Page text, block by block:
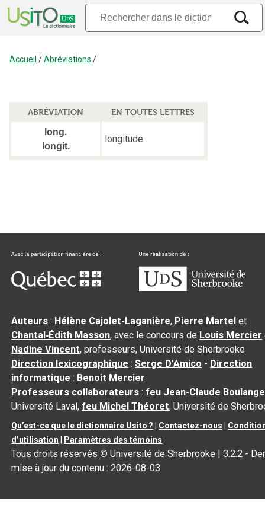
Accueil /Abréviations /
ABRÉVIATION
EN TOUTES LETTRES
long.
longit.
longitude
Auteurs : Hélène Cajolet-Laganière, Pierre Martel et
Chantal‑Édith Masson, avec le concours de Louis Mercier
Nadine Vincent, professeurs, Université de Sherbrooke
Direction lexicographique :Serge D’Amico - Direction
informatique : Benoit Mercier
Professeurs collaborateurs :feu Jean-Claude
Université Laval,feu Michel Théoret, Université de
Qu’est-ce que le dictionnaire Usito ? Contactez-nous
d’utilisation
Paramètres des témoins
Tous droits réservés © Université de Sherbrooke |3.2.2 -
mise à jour du contenu :2026-08-03